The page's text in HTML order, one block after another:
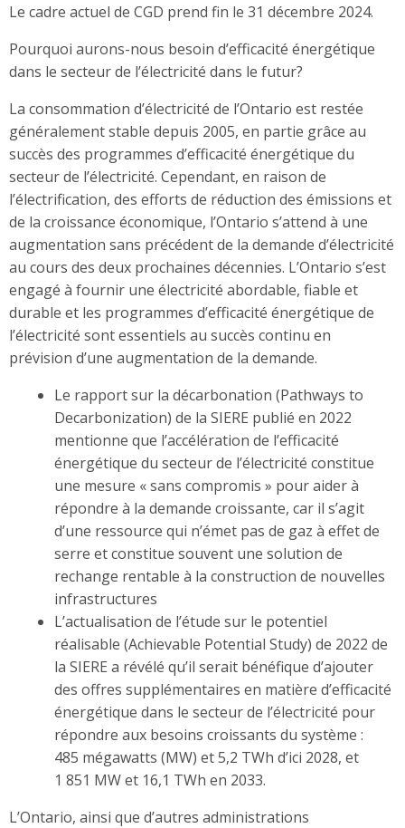
Le cadre actuel de CGD prend fin le 31 décembre 2024.
Pourquoi aurons-nous besoin d’efficacité énergétique
dans le secteur de l’électricité dans le futur?
La consommation d’électricité de l’Ontario est restée
généralement stable depuis 2005, en partie grâce au
succès des programmes d’efficacité énergétique du
secteur de l’électricité. Cependant, en raison de
l’électrification, des efforts de réduction des émissions et
de la croissance économique, l’Ontario s’attend à une
augmentation sans précédent de la demande d’électricité
au cours des deux prochaines décennies. L’Ontario s’est
engagé à fournir une électricité abordable, fiable et
durable et les programmes d’efficacité énergétique de
l’électricité sont essentiels au succès continu en
prévision d’une augmentation de la demande.
Le rapport sur la décarbonation (Pathways to
Decarbonization) de la SIERE publié en 2022
mentionne que l’accélération de l’efficacité
énergétique du secteur de l’électricité constitue
une mesure « sans compromis » pour aider à
répondre à la demande croissante, car il s’agit
d’une ressource qui n’émet pas de gaz à effet de
serre et constitue souvent une solution de
rechange rentable à la construction de nouvelles
infrastructures
L’actualisation de l’étude sur le potentiel
réalisable (Achievable Potential Study) de 2022 de
la SIERE a révélé qu’il serait bénéfique d’ajouter
des offres supplémentaires en matière d’efficacité
énergétique dans le secteur de l’électricité pour
répondre aux besoins croissants du système :
485 mégawatts (MW) et 5,2 TWh d’ici 2028, et
1 851 MW et 16,1 TWh en 2033.
L’Ontario, ainsi que d’autres administrations